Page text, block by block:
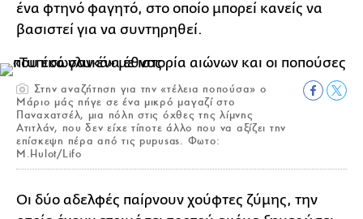
ένα φτηνό φαγητό, στο οποίο μπορεί κανείς να
βασιστεί για να συντηρηθεί.
Στην αναζήτηση για την «τέλεια ποπούσα» ο
Μάριο μάς πήγε σε ένα μικρό μαγαζί στο
Παναχατσέλ, μια πόλη στις όχθες της λίμνης
Ατιτλάν, που δεν είχε τίποτε άλλο που να αξίζει την
επίσκεψη πέρα από τις pupusas. Φωτο:
M.Hulot/Lifo
Οι δύο αδελφές παίρνουν χούφτες ζύμης, την